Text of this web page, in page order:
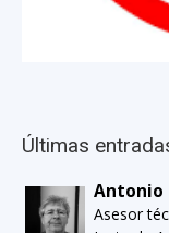
Últimas
Antonio
Asesor